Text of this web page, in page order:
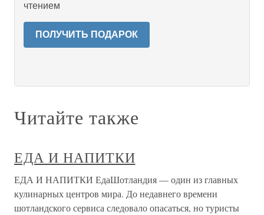
чтением
ПОЛУЧИТЬ ПОДАРОК
Читайте также
ЕДА И НАПИТКИ
ЕДА И НАПИТКИ ЕдаШотландия — один из главных
кулинарных центров мира. До недавнего времени
шотландского сервиса следовало опасаться, но туристы